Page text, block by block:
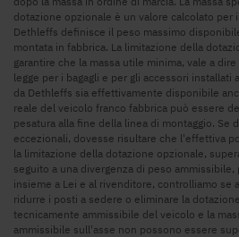
dotazione opzionale è un valore calcolato per
Dethleffs definisce il peso massimo
montata in fabbrica. La limitazione della
garantire che la massa utile minima, vale a
legge per i bagagli e per gli accessori
da Dethleffs sia effettivamente disponibile
reale del veicolo franco fabbrica può essere
pesatura alla fine della linea di montaggio. Se
eccezionali, dovesse risultare che l'effettiva
la limitazione della dotazione opzionale,
seguito a una divergenza di peso
insieme a Lei e al rivenditore, controlliamo se
ridurre i posti a sedere o eliminare la
tecnicamente ammissibile del veicolo e la
ammissibile sull'asse non possono essere